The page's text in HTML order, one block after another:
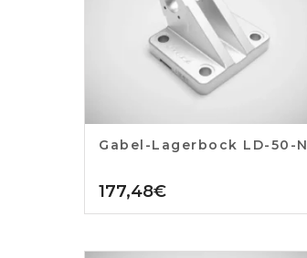
Gabel-Lagerbock LD-50-N
177,48€